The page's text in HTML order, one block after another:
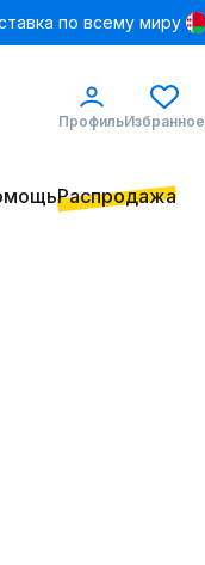
по всему миру
ПрофильИзбранное
Распродажа